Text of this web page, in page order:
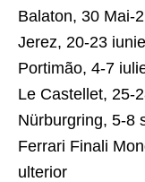
Balaton, 30 Mai-
Jerez, 20-23 iunie
Portimão, 4-7
Le Castellet, 25-
Nürburgring, 5-8
Ferrari Finali
ulterior